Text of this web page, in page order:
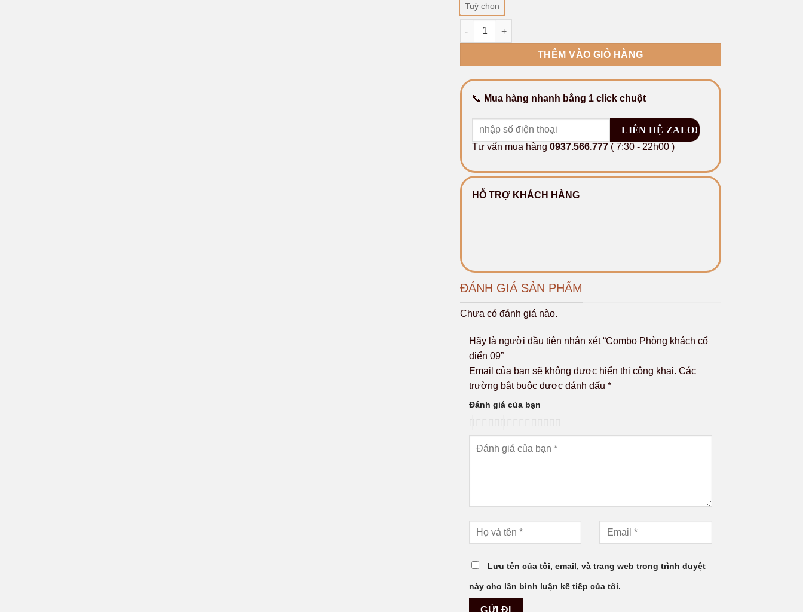
Tuỳ chọn
Combo Phòng khách cổ điển 09 số lượng
THÊM VÀO GIỎ HÀNG
📞 Mua hàng nhanh bằng 1 click chuột
Tư vấn mua hàng 0937.566.777( 7:30 - 22h00 )
HỖ TRỢ KHÁCH HÀNG
ĐÁNH GIÁ SẢN PHẨM
Chưa có đánh giá nào.
Hãy là người đầu tiên nhận xét “Combo Phòng khách cổ
điển 09”
Email của bạn sẽ không được hiển thị công khai. Các
trường bắt buộc được đánh dấu *
Đánh giá của bạn
Lưu tên của tôi, email, và trang web trong trình duyệt
này cho lần bình luận kế tiếp của tôi.